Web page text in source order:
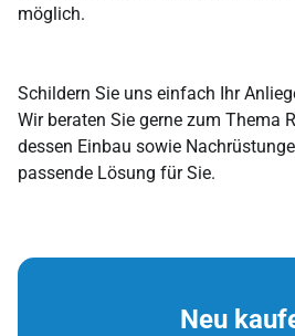
möglich.
Schildern Sie uns einfach Ihr
Wir beraten Sie gerne zum Thema
dessen Einbau sowie
passende Lösung für Sie.
Neu